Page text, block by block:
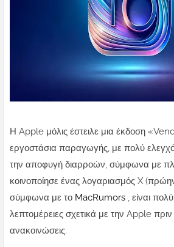
Η Apple μόλις έστειλε μια έκδοση
εργοστάσια παραγωγής, με πολύ
την αποφυγή διαρροών, σύμφωνα με
κοινοποίησε ένας λογαριασμός X
σύμφωνα με το MacRumors , είναι
λεπτομέρειες σχετικά με την Apple πριν
ανακοινώσεις.